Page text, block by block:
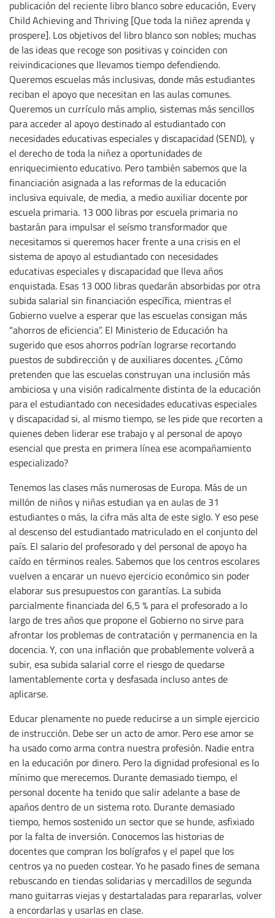
publicación del reciente libro blanco sobre educación, Every
Child Achieving and Thriving [Que toda la niñez aprenda y
prospere]. Los objetivos del libro blanco son nobles; muchas
de las ideas que recoge son positivas y coinciden con
reivindicaciones que llevamos tiempo defendiendo.
Queremos escuelas más inclusivas, donde más estudiantes
reciban el apoyo que necesitan en las aulas comunes.
Queremos un currículo más amplio, sistemas más sencillos
para acceder al apoyo destinado al estudiantado con
necesidades educativas especiales y discapacidad (SEND), y
el derecho de toda la niñez a oportunidades de
enriquecimiento educativo. Pero también sabemos que la
financiación asignada a las reformas de la educación
inclusiva equivale, de media, a medio auxiliar docente por
escuela primaria. 13 000 libras por escuela primaria no
bastarán para impulsar el seísmo transformador que
necesitamos si queremos hacer frente a una crisis en el
sistema de apoyo al estudiantado con necesidades
educativas especiales y discapacidad que lleva años
enquistada. Esas 13 000 libras quedarán absorbidas por otra
subida salarial sin financiación específica, mientras el
Gobierno vuelve a esperar que las escuelas consigan más
“ahorros de eficiencia”. El Ministerio de Educación ha
sugerido que esos ahorros podrían lograrse recortando
puestos de subdirección y de auxiliares docentes. ¿Cómo
pretenden que las escuelas construyan una inclusión más
ambiciosa y una visión radicalmente distinta de la educación
para el estudiantado con necesidades educativas especiales
y discapacidad si, al mismo tiempo, se les pide que recorten a
quienes deben liderar ese trabajo y al personal de apoyo
esencial que presta en primera línea ese acompañamiento
especializado?
Tenemos las clases más numerosas de Europa. Más de un
millón de niños y niñas estudian ya en aulas de 31
estudiantes o más, la cifra más alta de este siglo. Y eso pese
al descenso del estudiantado matriculado en el conjunto del
país. El salario del profesorado y del personal de apoyo ha
caído en términos reales. Sabemos que los centros escolares
vuelven a encarar un nuevo ejercicio económico sin poder
elaborar sus presupuestos con garantías. La subida
parcialmente financiada del 6,5 % para el profesorado a lo
largo de tres años que propone el Gobierno no sirve para
afrontar los problemas de contratación y permanencia en la
docencia. Y, con una inflación que probablemente volverá a
subir, esa subida salarial corre el riesgo de quedarse
lamentablemente corta y desfasada incluso antes de
aplicarse.
Educar plenamente no puede reducirse a un simple ejercicio
de instrucción. Debe ser un acto de amor. Pero ese amor se
ha usado como arma contra nuestra profesión. Nadie entra
en la educación por dinero. Pero la dignidad profesional es lo
mínimo que merecemos. Durante demasiado tiempo, el
personal docente ha tenido que salir adelante a base de
apaños dentro de un sistema roto. Durante demasiado
tiempo, hemos sostenido un sector que se hunde, asfixiado
por la falta de inversión. Conocemos las historias de
docentes que compran los bolígrafos y el papel que los
centros ya no pueden costear. Yo he pasado fines de semana
rebuscando en tiendas solidarias y mercadillos de segunda
mano guitarras viejas y destartaladas para repararlas, volver
a encordarlas y usarlas en clase.